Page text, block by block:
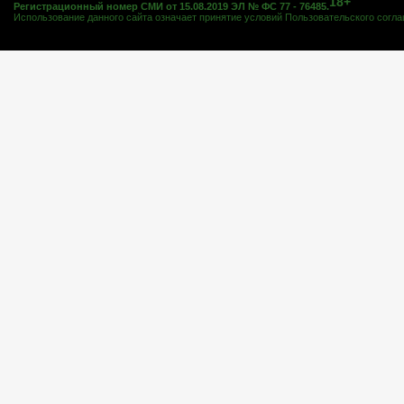
Регистрационный номер СМИ от 15.08.2019 ЭЛ № ФС 77 - 76485.
Использование данного сайта означает принятие условий Пользовательского